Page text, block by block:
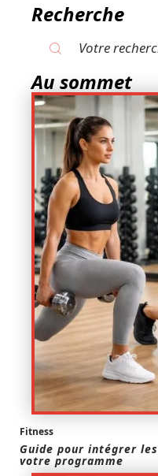
Recherche
Au sommet
Fitness
Guide pour intégrer
votre programme